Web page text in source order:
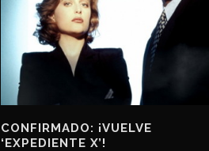
CONFIRMADO: ¡VUELVE
‘EXPEDIENTE X’!